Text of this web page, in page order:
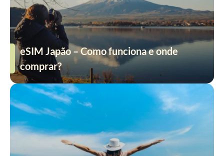
eSIM Japão – Como funciona e onde
comprar?